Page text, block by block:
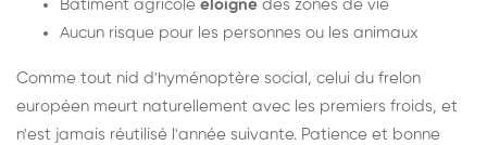
Bâtiment agricole éloigné des zones de vie
Aucun risque pour les personnes ou les animaux
Comme tout nid d'hyménoptère social, celui du frelon
européen meurt naturellement avec les premiers froids, et
n'est jamais réutilisé l'année suivante. Patience et bonne